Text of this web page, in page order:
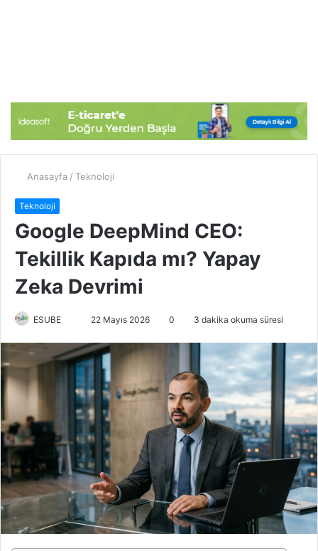
Anasayfa / Teknoloji
Teknoloji
Google DeepMind CEO:
Tekillik Kapıda mı? Yapay
Zeka Devrimi
ESUBE
r
-
a
g
ö
n
22 Mayıs 2026 0 3 dakika okuma süresi